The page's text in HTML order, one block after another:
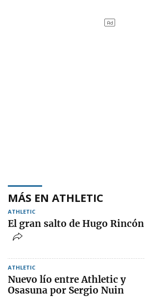
MÁS EN ATHLETIC
ATHLETIC
El gran salto de Hugo Rincón
ATHLETIC
Nuevo lío entre Athletic y
Osasuna por Sergio Nuin